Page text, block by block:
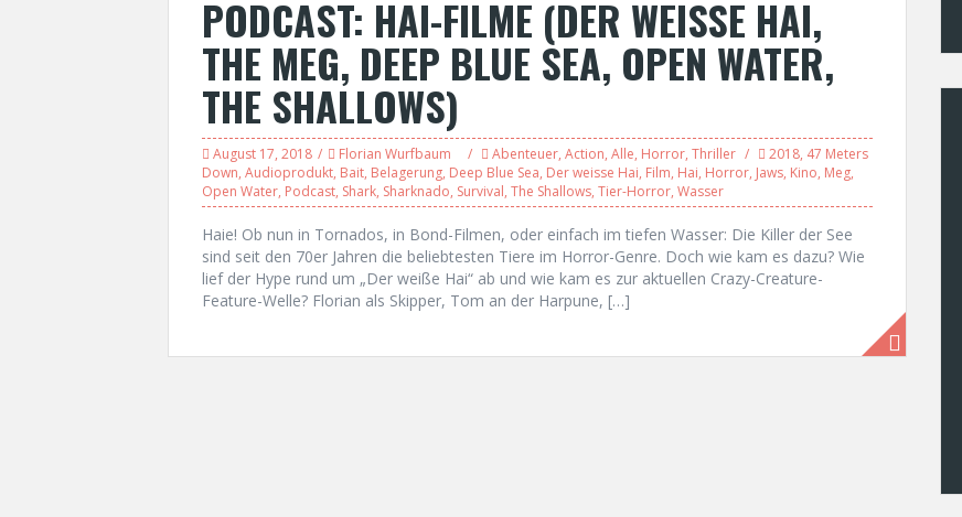
PODCAST: HAI-FILME (DER WEISSE HAI,
THE MEG, DEEP BLUE SEA, OPEN WATER,
THE SHALLOWS)
August 17, 2018 Florian Wurfbaum Abenteuer, Action, Alle, Horror, Thriller 2018, 47 Meters
Down, Audioprodukt, Bait, Belagerung, Deep Blue Sea, Der weisse Hai, Film, Hai, Horror, Jaws, Kino, Meg,
Open Water, Podcast, Shark, Sharknado, Survival, The Shallows, Tier-Horror, Wasser
Haie! Ob nun in Tornados, in Bond-Filmen, oder einfach im tiefen Wasser: Die Killer der See
sind seit den 70er Jahren die beliebtesten Tiere im Horror-Genre. Doch wie kam es dazu? Wie
lief der Hype rund um „Der weiße Hai“ ab und wie kam es zur aktuellen Crazy-Creature-
Feature-Welle? Florian als Skipper, Tom an der Harpune, […]